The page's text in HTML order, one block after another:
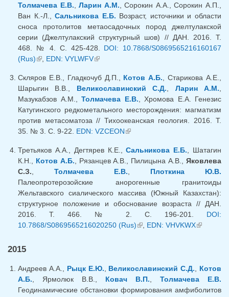
Толмачева Е.В. ,Ларин А.М. , Сорокин А.А., Сорокин А.П.,
Ван К.-Л.,Сальникова Е.Б. Возраст, источники и области
сноса протолитов метаосадочных пород джелтулакской
серии (Джелтулакский структурный шов) // ДАН. 2016. Т.
468. № 4. С. 425-428. DOI: 10.7868/S0869565216160167
(Rus)(внешняя ссылка)
EDN: VYLWFV(внешняя ссылка)
Скляров Е.В., Гладкочуб Д.П., Котов А.Б. , Старикова А.Е.,
Шарыгин В.В., Великославинский С.Д. Ларин А.М.
Мазукабзов А.М., Толмачева Е.В. , Хромова Е.А. Генезис
Катугинского редкометального месторождения: магматизм
против метасоматоза // Тихоокеанская геология. 2016. Т.
35. № 3. С. 9-22. EDN: VZCEON(внешняя ссылка)
Третьяков А.А., Дегтярев К.Е.,Сальникова Е.Б. , Шатагин
К.Н., Котов А.Б. , Рязанцев А.В., Пилицына А.В.,Яковлева
С.З.
Толмачева Е.В.
Плоткина Ю.В.
Палеопротерозойские анорогенные гранитоиды
Жельтавского сиалического массива (Южный Казахстан):
структурное положение и обоснование возраста // ДАН.
2016. Т. 466. № 2. С. 196-201. DOI:
10.7868/S0869565216020250 (Rus)(внешняя ссылка)
EDN: VHVKWX(внешняя
2015
Андреев А.А., Рыцк Е.Ю. Великославинский С.Д.
Котов
А.Б. , Ярмолюк В.В., Ковач В.П.
Толмачева Е.В.
Геодинамические обстановки формирования амфиболитов